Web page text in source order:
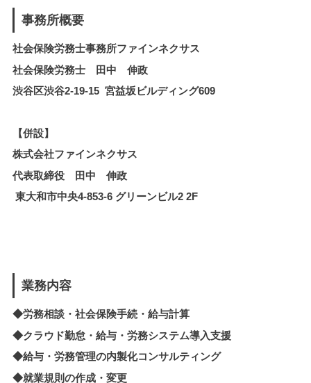
事務所概要
社会保険労務士事務所ファインネクサス
社会保険労務士 田中 伸政
渋谷区渋谷2-19-15 宮益坂ビルディング609
【併設】
株式会社ファインネクサス
代表取締役 田中 伸政
東大和市中央4-853-6 グリーンビル2 2F
業務内容
◆労務相談・社会保険手続・給与計算
◆クラウド勤怠・給与・労務システム導入支援
◆給与・労務管理の内製化コンサルティング
◆就業規則の作成・変更